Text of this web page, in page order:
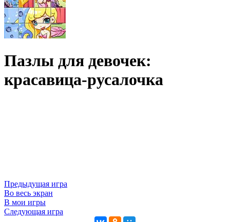
Пазлы для девочек:
красавица-русалочка
Предыдущая игра
Во весь экран
В мои игры
Следующая игра